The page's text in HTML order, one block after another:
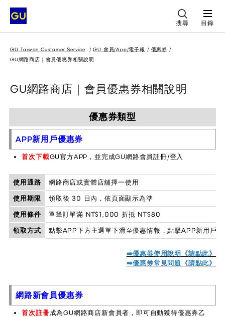
搜尋 目錄
GU Taiwan Customer Service GU 會員/App/電子報
優惠券
GU網路商店｜會員優惠券相關說明
GU網路商店｜會員優惠券相關說明
優惠券類型
APP新用戶優惠券
首次下載GU官方APP，並完成GU網路會員註冊/登入
使用通路
網路商店或實體店舖擇一使用
使用期限
領取後 30 日內，依頁面顯示為準
使用條件
單筆訂單滿 NT$1,000 折抵 NT$80
領取方式
點擊APP下方主選單下滑至優惠情報，點擊APP新用戶
➡️優惠券使用說明《請點此》
➡️優惠券常見問題《請點此》
網路新會員優惠券
首次註冊成為GU網路商店新會員者，即可自動獲得優惠券乙